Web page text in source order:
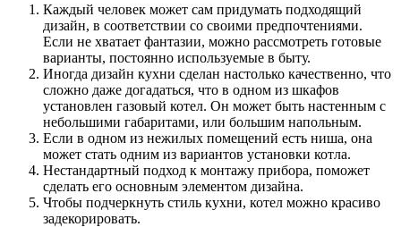
Каждый человек может сам придумать подходящий
дизайн, в соответствии со своими предпочтениями.
Если не хватает фантазии, можно рассмотреть готовые
варианты, постоянно используемые в быту.
Иногда дизайн кухни сделан настолько качественно, что
сложно даже догадаться, что в одном из шкафов
установлен газовый котел. Он может быть настенным с
небольшими габаритами, или большим напольным.
Если в одном из нежилых помещений есть ниша, она
может стать одним из вариантов установки котла.
Нестандартный подход к монтажу прибора, поможет
сделать его основным элементом дизайна.
Чтобы подчеркнуть стиль кухни, котел можно красиво
задекорировать.